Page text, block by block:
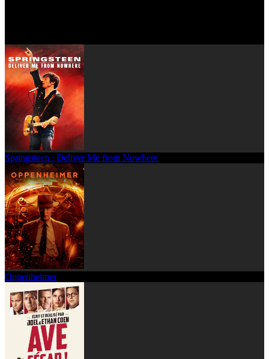
Springsteen : Deliver Me from Nowhere
Oppenheimer